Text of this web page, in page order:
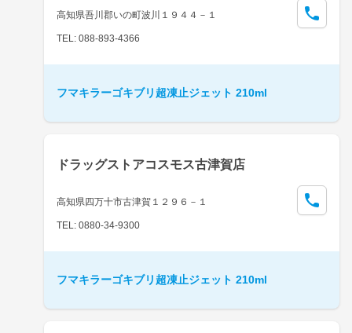
高知県吾川郡いの町波川１９４４－１
TEL: 088-893-4366
フマキラーゴキブリ超凍止ジェット 210ml
ドラッグストアコスモス古津賀店
高知県四万十市古津賀１２９６－１
TEL: 0880-34-9300
フマキラーゴキブリ超凍止ジェット 210ml